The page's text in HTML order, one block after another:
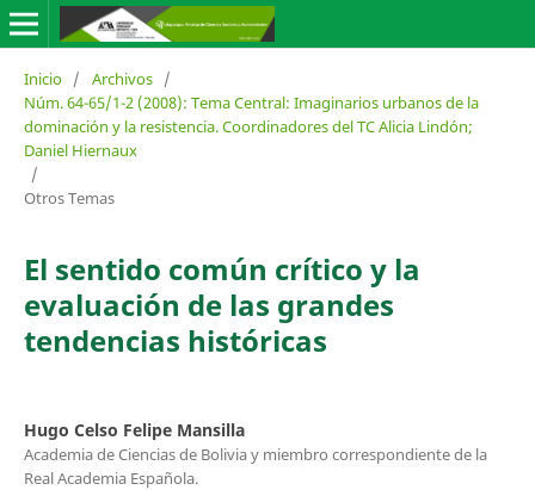
Inicio / Archivos /
Núm. 64-65/1-2 (2008): Tema Central: Imaginarios urbanos de la
dominación y la resistencia. Coordinadores del TC Alicia Lindón;
Daniel Hiernaux
/
Otros Temas
El sentido común crítico y la
evaluación de las grandes
tendencias históricas
Hugo Celso Felipe Mansilla
Academia de Ciencias de Bolivia y miembro correspondiente de la
Real Academia Española.